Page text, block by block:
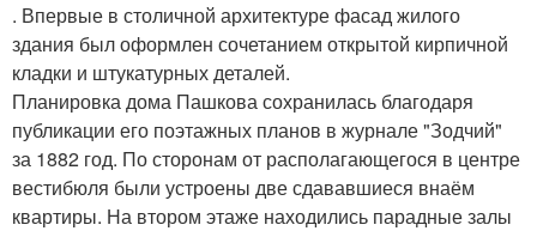
. Впервые в столичной архитектуре фасад жилого
здания был оформлен сочетанием открытой кирпичной
кладки и штукатурных деталей.
Планировка дома Пашкова сохранилась благодаря
публикации его поэтажных планов в журнале "Зодчий"
за 1882 год. По сторонам от располагающегося в центре
вестибюля были устроены две сдававшиеся внаём
квартиры. На втором этаже находились парадные залы